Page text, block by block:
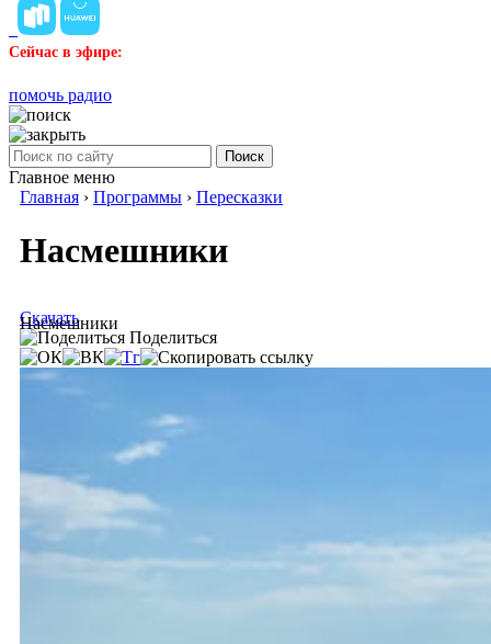
Сейчас в эфире:
помочь радио
Поиск
Главное меню
Главная › Программы › Пересказки
Насмешники
Насмешники
Скачать
Поделиться